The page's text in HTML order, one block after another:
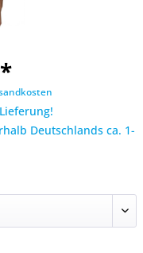
Deutschlands ca. 1-